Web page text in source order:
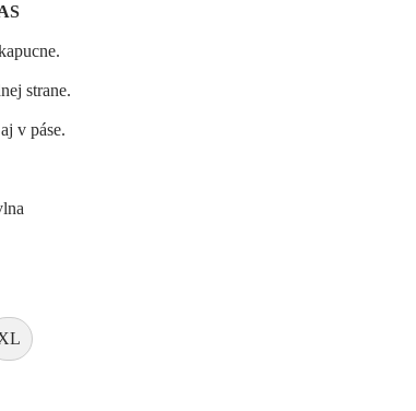
strane.
v páse.